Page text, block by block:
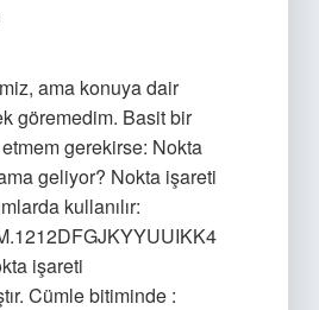
ama konuya dair
göremedim. Basit bir
gerekirse: Nokta
geliyor? Nokta işareti
kullanılır:
işareti
Cümle bitiminde :